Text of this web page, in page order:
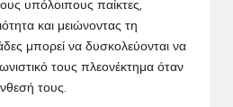
υπόλοιπους παίκτες,
και μειώνοντας τη
μπορεί να δυσκολεύονται να
τους πλεονέκτημα όταν
τους.